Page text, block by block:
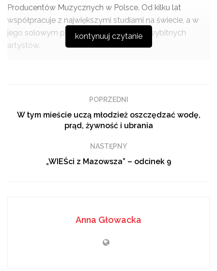
Producentów Muzycznych w Polsce. Od kilku lat
współpracuje z największymi studiami na świecie, a w
jego solowym projekcie śpiewało wielu wybitnych
artystów.
Polsce, ale w wielu rozgłośniach radiowych za granicą.
tematy
Z Europą za pan brat. Uczniowie ZSSiPO zdobywali
doświadczenia we Włoszech
kontynuuj czytanie
POPRZEDNI
W tym mieście uczą młodzież oszczędzać wodę,
prąd, żywność i ubrania
NASTĘPNY
„WIEŚci z Mazowsza” – odcinek 9
Anna Głowacka